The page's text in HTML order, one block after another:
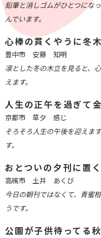
鉛筆と消しゴムがひとつにな
んでいます。
心棒の貫くやうに冬
豊中市 安藤 知明
凛とした冬の木立を見ると、
えます。
人生の正午を過ぎて
京都市 草夕 感じ
そろそろ人生の午後を迎えま
す。
おとついの夕刊に置
高槻市 土井 あくび
今日の朝刊ではなくて、青蜜
うです。
公園が子供待ってる